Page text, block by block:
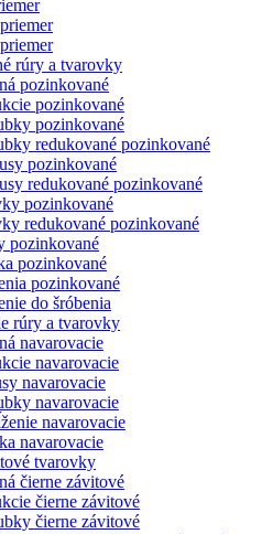
rúry a tvarovky
pozinkované
pozinkované
pozinkované
redukované pozinkované
pozinkované
redukované pozinkované
pozinkované
redukované pozinkované
pozinkované
pozinkované
pozinkované
do šróbenia
rúry a tvarovky
navarovacie
navarovacie
navarovacie
navarovacie
navarovacie
navarovacie
tvarovky
čierne závitové
čierne závitové
čierne závitové